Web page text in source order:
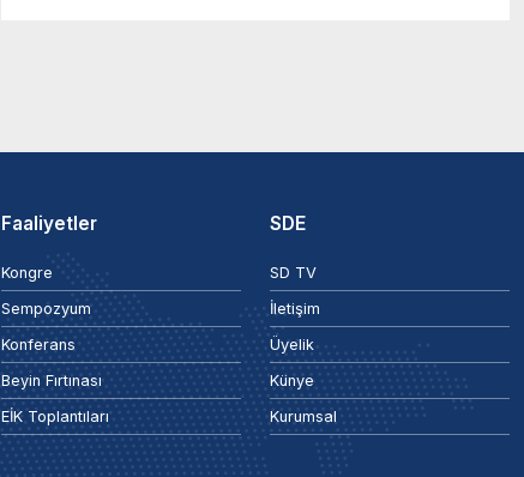
Faaliyetler
Kongre
Sempozyum
Konferans
Beyin Fırtınası
EİK Toplantıları
SDE
SD TV
İletişim
Üyelik
Künye
Kurumsal